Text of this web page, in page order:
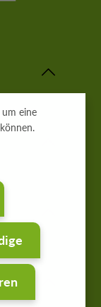
eine